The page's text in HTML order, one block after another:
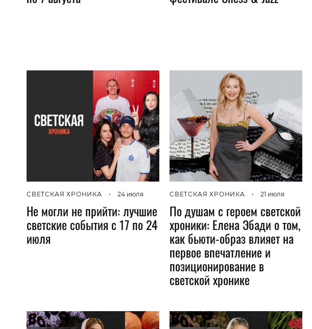
СВЕТСКАЯ ХРОНИКА • 24 июля
Не могли не прийти: лучшие
светские события с 17 по 24
июля
СВЕТСКАЯ ХРОНИКА • 21 июля
По душам с героем светской
хроники: Елена Эбади о том,
как бьюти-образ влияет на
первое впечатление и
позиционирование в
светской хронике